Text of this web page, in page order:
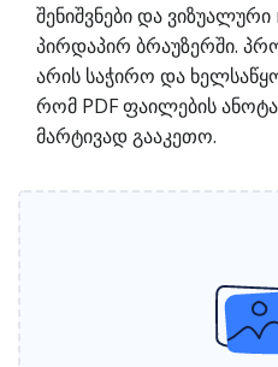
შენიშვნები და
პირდაპირ ბრაუზერში.
არის საჭირო და
რომ PDF ფაილების
მარტივად გააკეთო.